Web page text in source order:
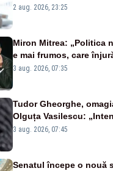
portiță?”
2 aug. 2026, 23:25
Miron Mitrea: „Politica
e mai frumos, care
țipă mai tare, ci pe
3 aug. 2026, 07:35
Tudor Gheorghe,
Olguța Vasilescu:
numele lui”
3 aug. 2026, 07:45
Senatul începe o nouă